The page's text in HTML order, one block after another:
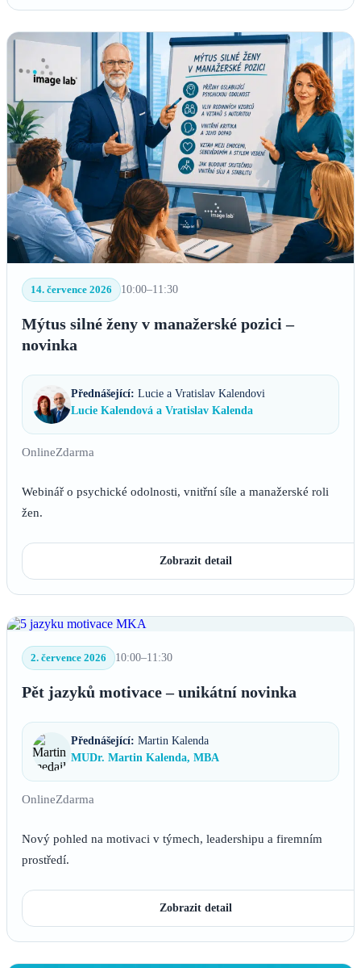
14. července 2026 10:00–11:30
Mýtus silné ženy v manažerské pozici –
novinka
Přednášející: Lucie a Vratislav Kalendovi
Lucie Kalendová a Vratislav Kalenda
OnlineZdarma
Webinář o psychické odolnosti, vnitřní síle a manažerské roli
žen.
Zobrazit detail
2. července 2026 10:00–11:30
Pět jazyků motivace – unikátní novinka
Přednášející: Martin Kalenda
MUDr. Martin Kalenda, MBA
OnlineZdarma
Nový pohled na motivaci v týmech, leadershipu a firemním
prostředí.
Zobrazit detail